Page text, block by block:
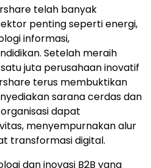
telah banyak
penting seperti energi,
informasi,
Setelah meraih
juta perusahaan inovatif
terus membuktikan
sarana cerdas dan
dapat
menyempurnakan alur
transformasi digital.
dan inovasi B2B yang